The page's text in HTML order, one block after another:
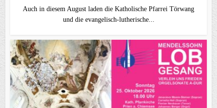
Auch in diesem August laden die Katholische Pfarrei Törwang
und die evangelisch‑lutherische...